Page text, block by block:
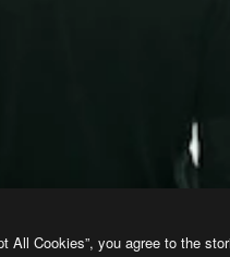
All Cookies”, you agree to the